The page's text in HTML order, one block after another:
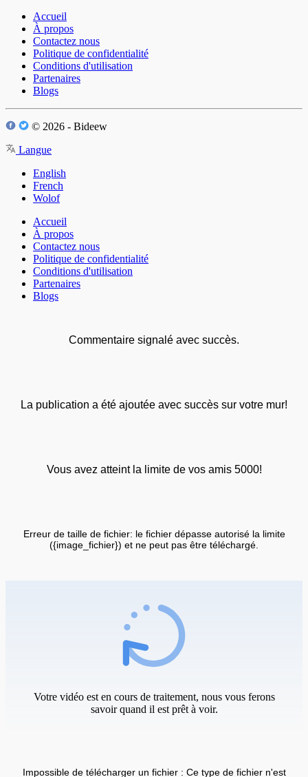
Accueil
À propos
Contactez nous
Politique de confidentialité
Conditions d'utilisation
Partenaires
Blogs
© 2026 - Bideew
Langue
English
French
Wolof
Accueil
À propos
Contactez nous
Politique de confidentialité
Conditions d'utilisation
Partenaires
Blogs
Commentaire signalé avec succès.
La publication a été ajoutée avec succès sur votre mur!
Vous avez atteint la limite de vos amis 5000!
Erreur de taille de fichier: le fichier dépasse autorisé la limite
({image_fichier}) et ne peut pas être téléchargé.
Votre vidéo est en cours de traitement, nous vous ferons
savoir quand il est prêt à voir.
Impossible de télécharger un fichier : Ce type de fichier n'est